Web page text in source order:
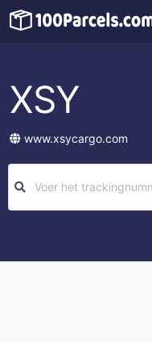
XSY
www.xsycargo.com